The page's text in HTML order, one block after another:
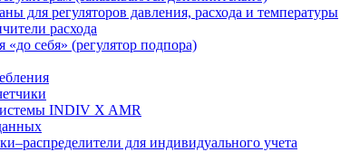
для регуляторов давления, расхода и температуры
расхода
«до себя» (регулятор подпора)
INDIV X AMR
для индивидуального учета